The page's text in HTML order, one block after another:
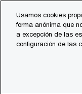
content
footer
Usamos cookies
forma anónima que
a excepción de las
configuración de las